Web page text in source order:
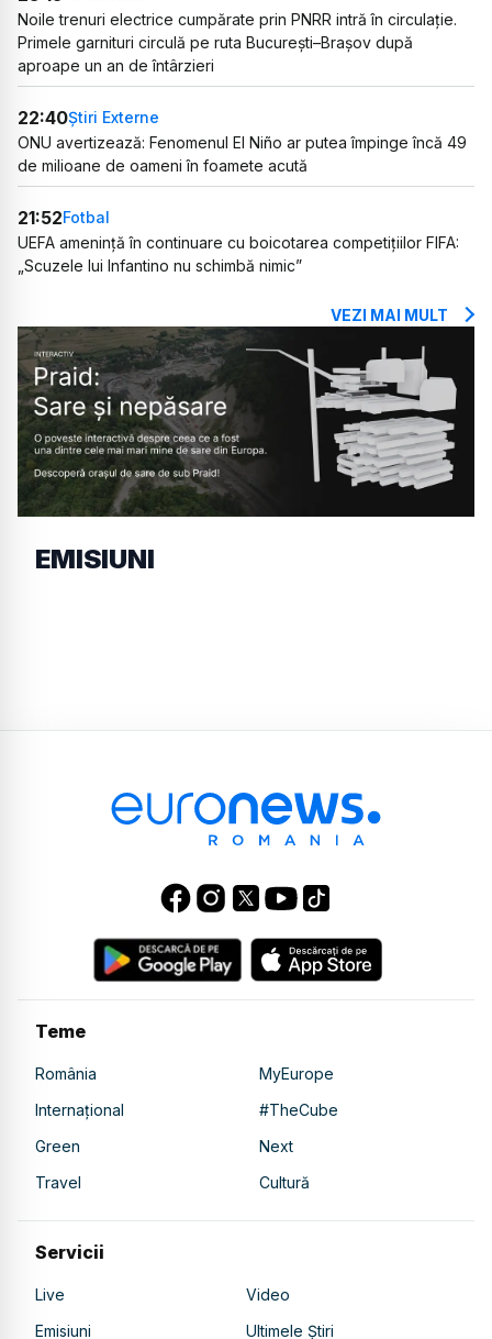
Noile trenuri electrice cumpărate prin PNRR intră în circulație.
Primele garnituri circulă pe ruta București–Brașov după
aproape un an de întârzieri
22:40Știri Externe
ONU avertizează: Fenomenul El Niño ar putea împinge încă 49
de milioane de oameni în foamete acută
21:52Fotbal
UEFA amenință în continuare cu boicotarea competițiilor FIFA:
„Scuzele lui Infantino nu schimbă nimic”
VEZI MAI MULT
EMISIUNI
Teme
România
MyEurope
Internațional
#TheCube
Green
Next
Travel
Cultură
Servicii
Live
Video
Emisiuni
Ultimele Știri